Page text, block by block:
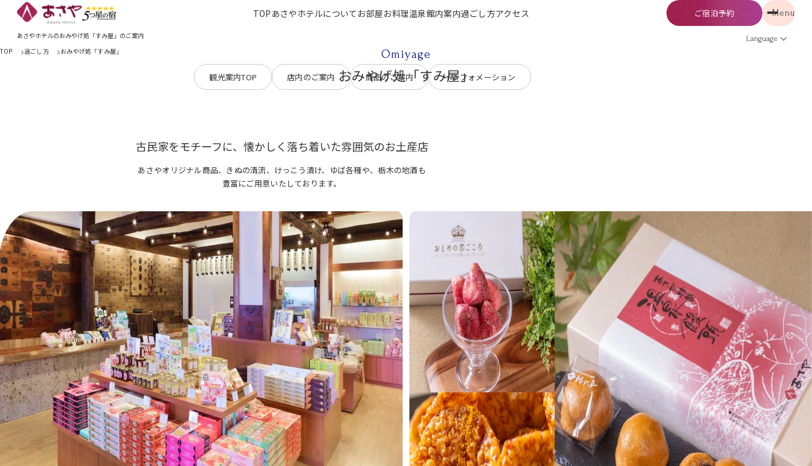
TOP あさやホテルについて お部屋お料理温泉館内案内過ごし方アクセス ご宿泊予約 Menu
あさやホテルのおみやげ処「すみ屋」のご案内 Language
TOP 過ごし方 おみやげ処「すみ屋」 Omiyage
おみやげ処「すみ屋」
観光案内TOP 店内のご案内 商品のご案内 インフォメーション
古民家をモチーフに、 懐かしく落ち着いた雰囲気のお土産店
あさやオリジナル商品、きぬの清流、けっこう漬け、ゆば各種や、栃木の地酒も
豊富にご用意いたしております。